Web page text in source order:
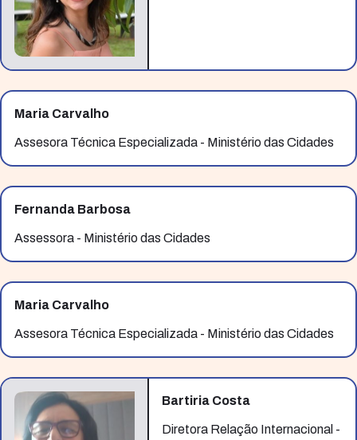
Maria Carvalho
Assesora Técnica Especializada - Ministério das Cidades
Fernanda Barbosa
Assessora - Ministério das Cidades
Maria Carvalho
Assesora Técnica Especializada - Ministério das Cidades
Bartiria Costa
Diretora Relação Internacional -